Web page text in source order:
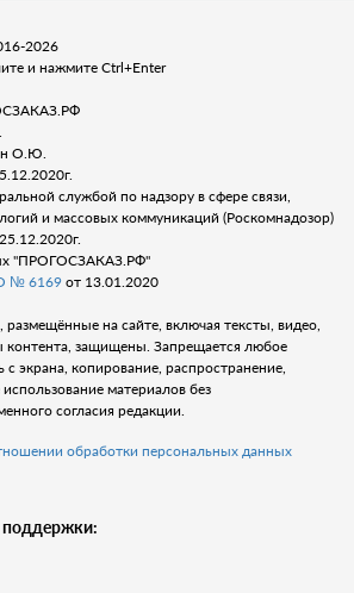
2026
и нажмите Ctrl+Enter
О.Ю.
службой по надзору в сфере связи,
и массовых коммуникаций (Роскомнадозор)
"ПРОГОСЗАКАЗ.РФ"
№ 6169 от 13.01.2020
размещённые на сайте, включая тексты, видео,
защищены. Запрещается любое
с экрана, копирование, распространение,
материалов без
согласия редакции.
обработки персональных данных
поддержки: